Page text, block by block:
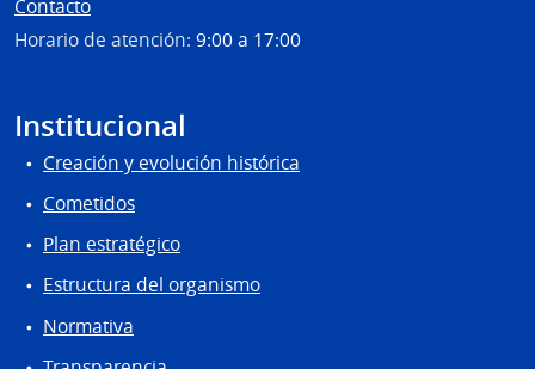
Contacto
Horario de atención: 9:00 a 17:00
Institucional
Creación y evolución histórica
Cometidos
Plan estratégico
Estructura del organismo
Normativa